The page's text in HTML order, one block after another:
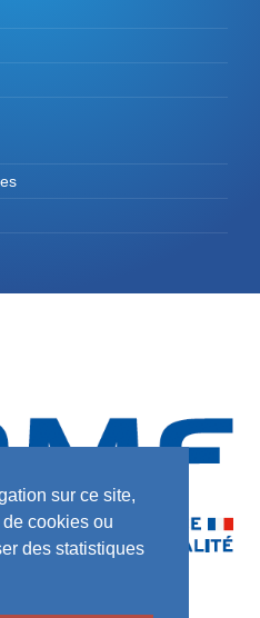
sur ce site,
cookies ou
des statistiques